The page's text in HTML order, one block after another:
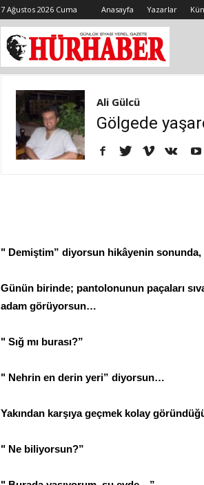
7 Ağustos 2026 Cuma Anasayfa Yazarlar
Ali Gülcü
Gölgede
" Demiştim” diyorsun hikâyenin
Günün birinde; pantolonunun paçaları
adam görüyorsun…
" Sığ mı burası?”
" Nehrin en derin yeri” diyorsun…
Yakından karşıya geçmek kolay
" Ne biliyorsun?”